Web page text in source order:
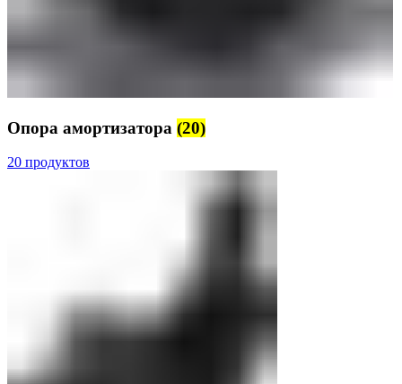
Опора амортизатора (20)
20 продуктов